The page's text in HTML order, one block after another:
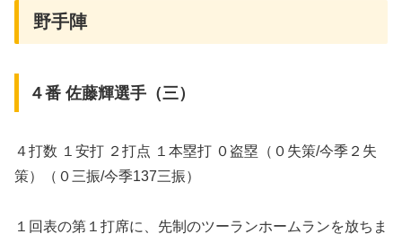
野手陣
４番 佐藤輝選手（三）
４打数 １安打 ２打点 １本塁打 ０盗塁（０失策/今季２失
策）（０三振/今季137三振）
１回表の第１打席に、先制のツーランホームランを放ちま